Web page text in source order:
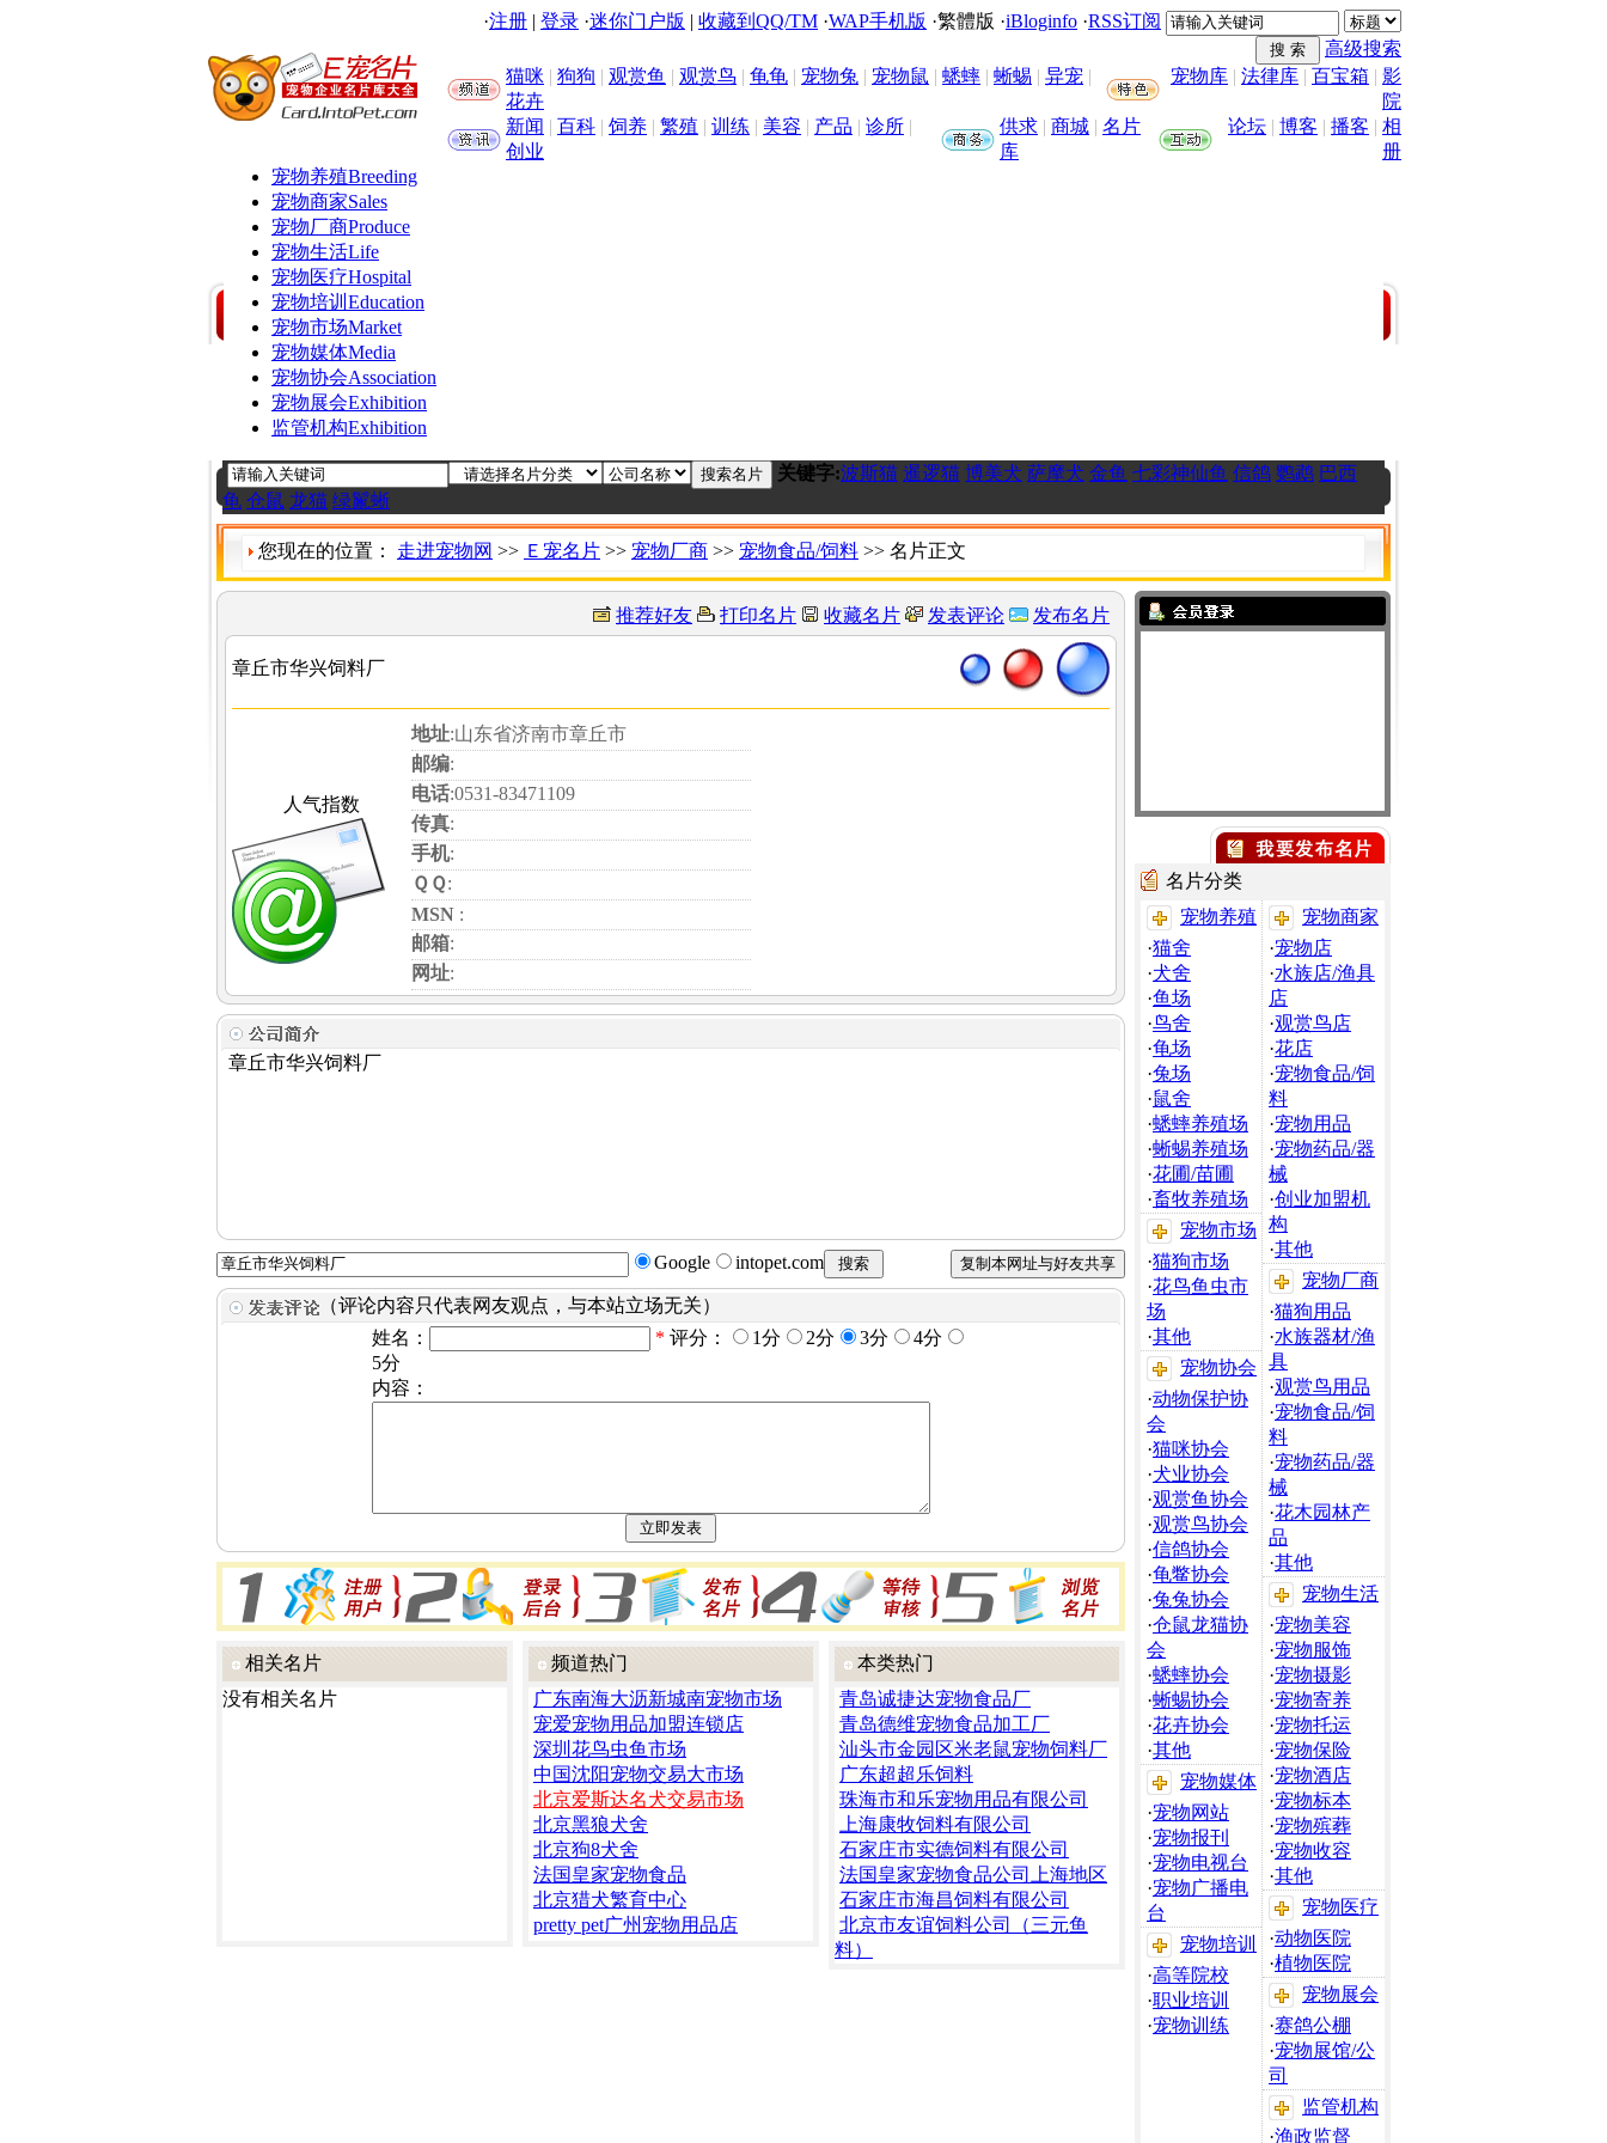
·注册 | 登录 ·迷你门户版 | 收藏到QQ/TM ·WAP手机版 ·繁體版 ·iBloginfo ·RSS订阅
高级搜索
猫咪 | 狗狗 | 观赏鱼 | 观赏鸟 | 龟龟 | 宠物兔 | 宠物鼠 | 蟋蟀 | 蜥蜴 | 异宠 |
花卉
宠物库 | 法律库 | 百宝箱 | 影
院
新闻 | 百科 | 饲养 | 繁殖 | 训练 | 美容 | 产品 | 诊所 |
创业
供求 | 商城 | 名片
库
论坛 | 博客 | 播客 | 相
册
宠物养殖Breeding
宠物商家Sales
宠物厂商Produce
宠物生活Life
宠物医疗Hospital
宠物培训 Education
宠物市场Market
宠物媒体Media
宠物协会Association
宠物展会Exhibition
监管机构Exhibition
关键字:波斯猫 暹逻猫 博美犬 萨摩犬 金鱼 七彩神仙鱼 信鸽 鹦鹉 巴西
龟 仓鼠 龙猫 绿鬣蜥
您现在的位置： 走进宠物网 >> Ｅ宠名片 >> 宠物厂商 >> 宠物食品/饲料 >> 名片正文
推荐好友 打印名片 收藏名片 发表评论 发布名片
章丘市华兴饲料厂
人气指数
地址:山东省济南市章丘市
邮编:
电话:0531-83471109
传真:
手机:
ＱＱ:
MSN :
邮箱:
网址:
章丘市华兴饲料厂
Google intopet.com
（评论内容只代表网友观点，与本站立场无关）
姓名：
* 评分： 1分 2分 3分
4分
5分
内容：
相关名片
没有相关名片
频道热门
广东南海大沥新城南宠物市场
宠爱宠物用品加盟连锁店
深圳花鸟虫鱼市场
中国沈阳宠物交易大市场
北京爱斯达名犬交易市场
北京黑狼犬舍
北京狗8犬舍
法国皇家宠物食品
北京猎犬繁育中心
pretty pet广州宠物用品店
本类热门
青岛诚捷达宠物食品厂
青岛德维宠物食品加工厂
汕头市金园区米老鼠宠物饲料厂
广东超超乐饲料
珠海市和乐宠物用品有限公司
上海康牧饲料有限公司
石家庄市实德饲料有限公司
法国皇家宠物食品公司上海地区
石家庄市海昌饲料有限公司
北京市友谊饲料公司（三元鱼
料）
名片分类
宠物养殖
·猫舍
·犬舍
·鱼场
·鸟舍
·龟场
·兔场
·鼠舍
·蟋蟀养殖场
·蜥蜴养殖场
·花圃/苗圃
·畜牧养殖场
宠物市场
·猫狗市场
·花鸟鱼虫市
场
·其他
宠物协会
·动物保护协
会
·猫咪协会
·犬业协会
·观赏鱼协会
·观赏鸟协会
·信鸽协会
·龟鳖协会
·兔兔协会
·仓鼠龙猫协
会
·蟋蟀协会
·蜥蜴协会
·花卉协会
·其他
宠物媒体
·宠物网站
·宠物报刊
·宠物电视台
·宠物广播电
台
宠物培训
·高等院校
·职业培训
·宠物训练
宠物商家
·宠物店
·水族店/渔具
店
·观赏鸟店
·花店
·宠物食品/饲
料
·宠物用品
·宠物药品/器
械
·创业加盟机
构
·其他
宠物厂商
·猫狗用品
·水族器材/渔
具
·观赏鸟用品
·宠物食品/饲
料
·宠物药品/器
械
·花木园林产
品
·其他
宠物生活
·宠物美容
·宠物服饰
·宠物摄影
·宠物寄养
·宠物托运
·宠物保险
·宠物酒店
·宠物标本
·宠物殡葬
·宠物收容
·其他
宠物医疗
·动物医院
·植物医院
宠物展会
·赛鸽公棚
·宠物展馆/公
司
监管机构
·渔政监督